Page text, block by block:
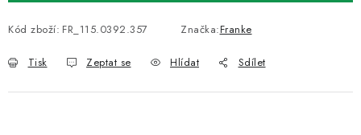
Kód zboží: FR_115.0392.357 Značka:Franke
Tisk Zeptat se Hlídat Sdílet